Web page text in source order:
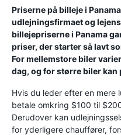
Priserne på billeje i
udlejningsfirmaet og
billejepriserne i Panama
priser, der starter så lavt
For mellemstore biler
dag, og for større biler kan
Hvis du leder efter en mere
betale omkring $100 til
Derudover kan
for yderligere chauffører,